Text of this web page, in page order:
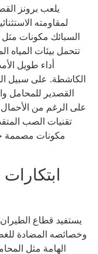
يلعب برونز
لمقاومته
السبائك مكونات
تتحمل بيئات المياه
أداء طويل
الكاشطة. على سبيل
القصدير للمحامل
على الرغم من الأحمال
تقنيات الصب
مكونات مصممة
يستفيد قطاع
وخصائصه المضادة
الهامة مثل